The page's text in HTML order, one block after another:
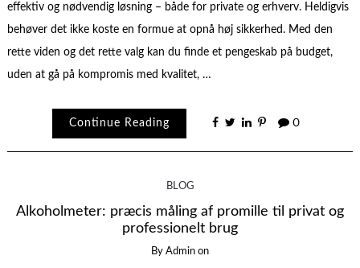
effektiv og nødvendig løsning – både for private og erhverv. Heldigvis
behøver det ikke koste en formue at opnå høj sikkerhed. Med den
rette viden og det rette valg kan du finde et pengeskab på budget,
uden at gå på kompromis med kvalitet, …
Continue Reading 0
BLOG
Alkoholmeter: præcis måling af promille til privat og
professionelt brug
By Admin on